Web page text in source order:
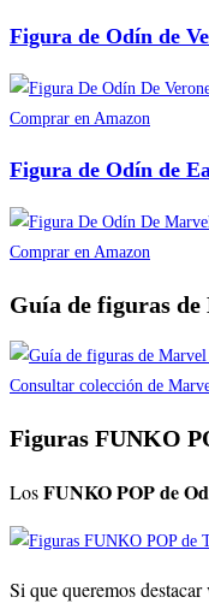
Figura de Odín de
Comprar en Amazon
Figura de Odín de
Comprar en Amazon
Guía de figuras
Consultar colección de
Figuras FUNKO
LosFUNKO POP de
Si que queremos